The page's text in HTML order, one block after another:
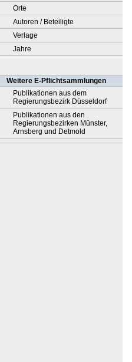
Orte
Autoren / Beteiligte
Verlage
Jahre
Weitere E-Pflichtsammlungen
Publikationen aus dem
Regierungsbezirk Düsseldorf
Publikationen aus den
Regierungsbezirken Münster,
Arnsberg und Detmold